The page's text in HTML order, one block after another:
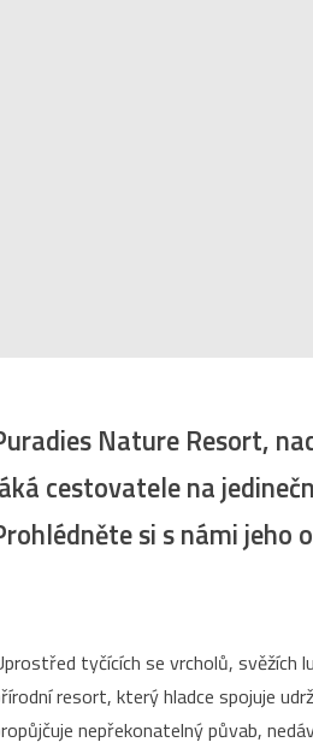
Nature Resort,
cestovatele na
si s námi jeho
tyčících se vrcholů, svěžích
resort, který hladce spojuje
nepřekonatelný půvab,